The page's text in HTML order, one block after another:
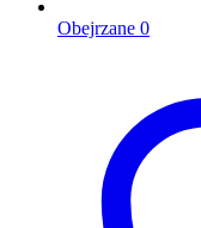
Obejrzane 0